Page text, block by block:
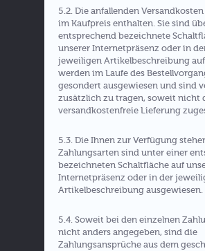
5.2. Die anfallenden
im Kaufpreis enthalten. Sie sind
entsprechend bezeichnete
unserer Internetpräsenz oder in
jeweiligen Artikelbeschreibung
werden im Laufe des
gesondert ausgewiesen und sind
zusätzlich zu tragen, soweit nicht
versandkostenfreie Lieferung
5.3. Die Ihnen zur Verfügung
Zahlungsarten sind unter einer
bezeichneten Schaltfläche auf
Internetpräsenz oder in der
Artikelbeschreibung ausgewiesen.
5.4. Soweit bei den einzelnen
nicht anders angegeben, sind die
Zahlungsansprüche aus dem